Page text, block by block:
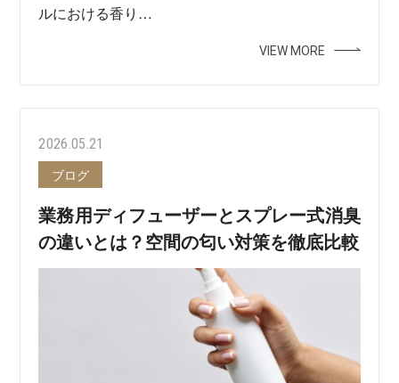
ルにおける香り…
VIEW MORE
2026.05.21
ブログ
業務用ディフューザーとスプレー式消臭
の違いとは？空間の匂い対策を徹底比較